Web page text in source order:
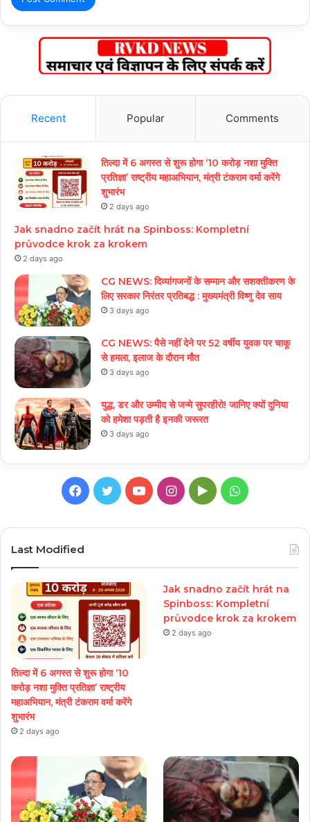
Recent Popular Comments
तिल्दा में 6 अगस्त से शुरू होगा ‘10 करोड़ नशा मुक्ति
प्रतिज्ञा’ राष्ट्रीय महाअभियान, मंत्री टंकराम वर्मा करेंगे
शुभारंभ
2 days ago
Jak snadno začít hrát na Spinboss: Kompletní
průvodce krok za krokem
2 days ago
CG NEWS: दिव्यांगजनों के सम्मान और सशक्तीकरण के
लिए सरकार निरंतर प्रतिबद्ध : मुख्यमंत्री विष्णु देव साय
3 days ago
CG NEWS: पैसे नहीं देने पर 52 वर्षीय युवक पर चाकू
से हमला, इलाज के दौरान मौत
3 days ago
युद्ध, डर और उम्मीद से जन्मे सुपरहीरो! जानिए क्यों दुनिया
को हमेशा पड़ती है इनकी जरूरत
3 days ago
Facebook
TwitterYouTubeInstagram
GoogleWhatsApp
Last Modified
तिल्दा में 6 अगस्त से शुरू होगा ‘10
करोड़ नशा मुक्ति प्रतिज्ञा’ राष्ट्रीय
महाअभियान, मंत्री टंकराम वर्मा करेंगे
शुभारंभ
2 days ago
Jak snadno začít hrát na
Spinboss: Kompletní
průvodce krok za krokem
2 days ago